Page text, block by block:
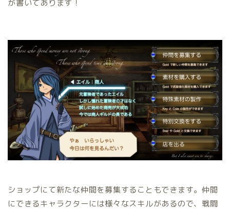
が書いてあります！
ショップにて新たな仲間を募集することもできます。仲間
にできるキャラクターには様々なスキルがあるので、戦闘